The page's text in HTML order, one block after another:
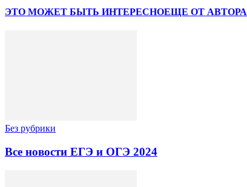
ЭТО МОЖЕТ БЫТЬ ИНТЕРЕСНОЕЩЕ ОТ АВТОРА
Без рубрики
Все новости ЕГЭ и ОГЭ 2024